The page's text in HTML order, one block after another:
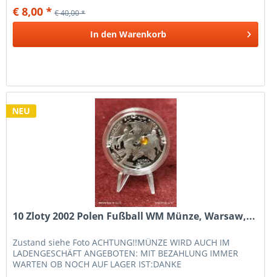
€ 8,00 * € 40,00 *
In den Warenkorb
NEU
10 Zloty 2002 Polen Fußball WM Münze, Warsaw,...
Zustand siehe Foto ACHTUNG!!MÜNZE WIRD AUCH IM
LADENGESCHÄFT ANGEBOTEN: MIT BEZAHLUNG IMMER
WARTEN OB NOCH AUF LAGER IST:DANKE